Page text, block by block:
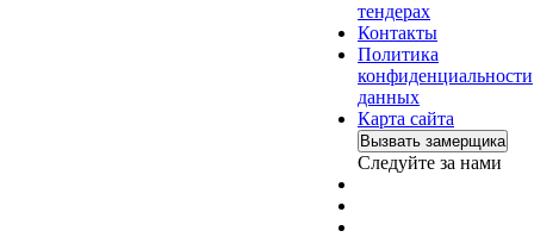
тендерах
Контакты
Политика
конфиденциальности
данных
Карта сайта
Вызвать замерщика
Следуйте за нами